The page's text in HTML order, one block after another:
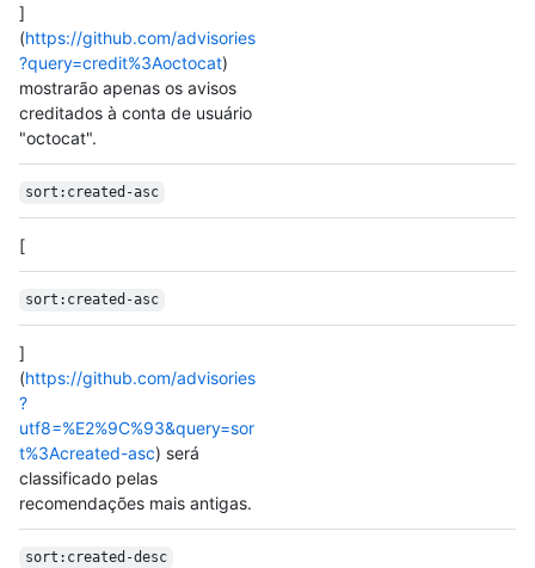
]
(https://github.com/advisories
?query=credit%3Aoctocat)
mostrarão apenas os avisos
creditados à conta de usuário
"octocat".
sort:created-asc
[
sort:created-asc
]
(https://github.com/advisories
?
utf8=%E2%9C%93&query=sor
t%3Acreated-asc) será
classificado pelas
recomendações mais antigas.
sort:created-desc